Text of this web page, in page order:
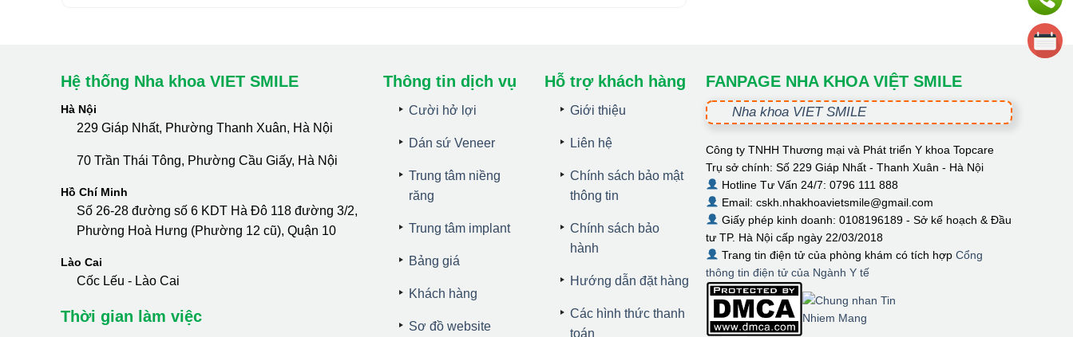
Hệ thống Nha khoa VIET SMILE
Hà Nội
229 Giáp Nhất, Phường Thanh Xuân, Hà Nội
70 Trần Thái Tông, Phường Cầu Giấy, Hà Nội
Hồ Chí Minh
Số 26-28 đường số 6 KDT Hà Đô 118 đường 3/2,
Phường Hoà Hưng (Phường 12 cũ), Quận 10
Lào Cai
Cốc Lếu - Lào Cai
Thời gian làm việc
Thông tin dịch vụ
Cười hở lợi
Dán sứ Veneer
Trung tâm niềng
răng
Trung tâm implant
Bảng giá
Khách hàng
Sơ đồ website
Hỗ trợ khách hàng
Giới thiệu
Liên hệ
Chính sách bảo mật
thông tin
Chính sách bảo
hành
Hướng dẫn đặt hàng
Các hình thức thanh
toán
FANPAGE NHA KHOA VIỆT SMILE
Nha khoa VIET SMILE
Công ty TNHH Thương mại và Phát triển Y khoa Topcare
Trụ sở chính: Số 229 Giáp Nhất - Thanh Xuân - Hà Nội
Hotline Tư Vấn 24/7: 0796 111 888
Email: cskh.nhakhoavietsmile@gmail.com
Giấy phép kinh doanh: 0108196189 - Sở kế hoạch & Đầu
tư TP. Hà Nội cấp ngày 22/03/2018
Trang tin điện tử của phòng khám có tích hợp Cổng
thông tin điện tử của Ngành Y tế